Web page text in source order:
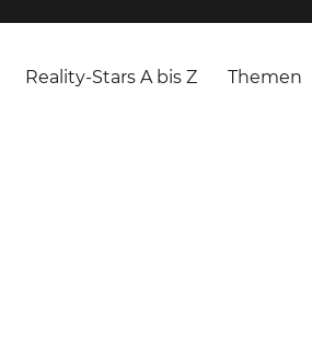
Reality-Stars A bis Z Themen